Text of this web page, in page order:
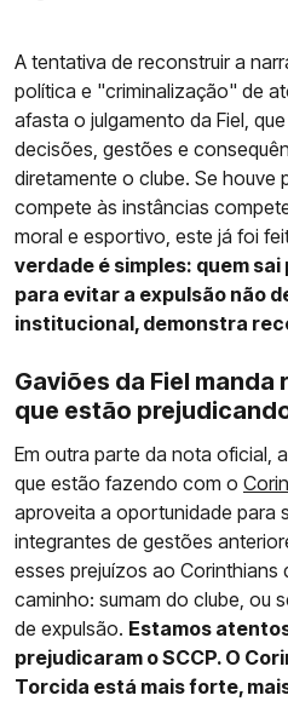
A tentativa de reconstruir a
política e "criminalização" de
afasta o julgamento da Fiel,
decisões, gestões e
diretamente o clube. Se houve
compete às instâncias
moral e esportivo, este já foi
verdade é simples: quem
para evitar a expulsão não
institucional, demonstra
Gaviões da Fiel
que estão
Em outra parte da nota oficial,
que estão fazendo com o
aproveita a oportunidade para
integrantes de gestões
esses prejuízos ao Corinthians
caminho: sumam do clube, ou
de expulsão. Estamos
prejudicaram o SCCP. O
Torcida está mais forte,